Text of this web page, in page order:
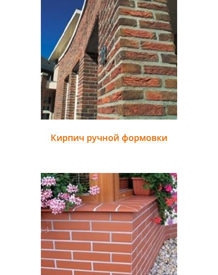
Кирпич ручной формовки